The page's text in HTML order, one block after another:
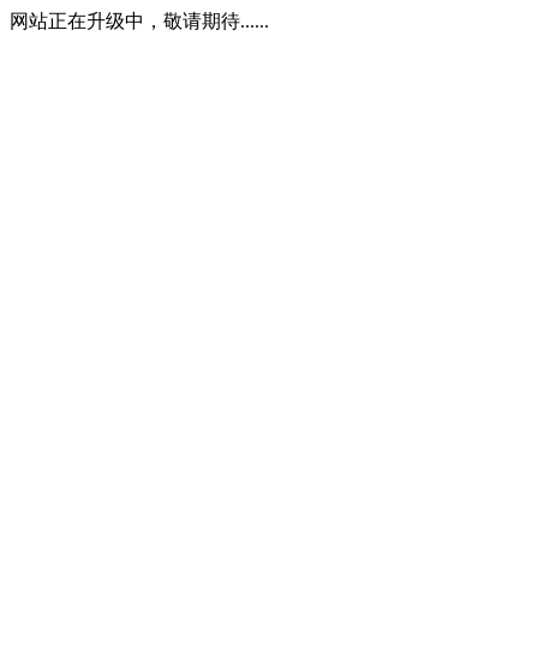
网站正在升级中，敬请期待......